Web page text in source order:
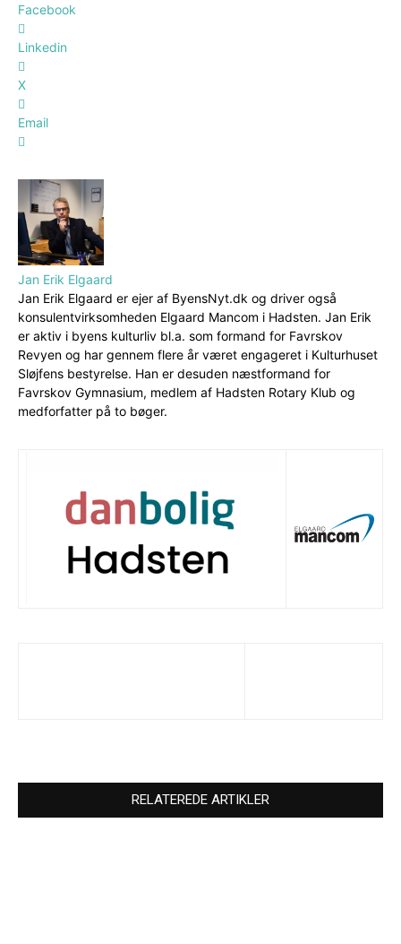
Facebook
Linkedin
X
Email
Jan Erik Elgaard
Jan Erik Elgaard er ejer af ByensNyt.dk og driver også
konsulentvirksomheden Elgaard Mancom i Hadsten. Jan Erik
er aktiv i byens kulturliv bl.a. som formand for Favrskov
Revyen og har gennem flere år været engageret i Kulturhuset
Sløjfens bestyrelse. Han er desuden næstformand for
Favrskov Gymnasium, medlem af Hadsten Rotary Klub og
medforfatter på to bøger.
RELATEREDE ARTIKLER